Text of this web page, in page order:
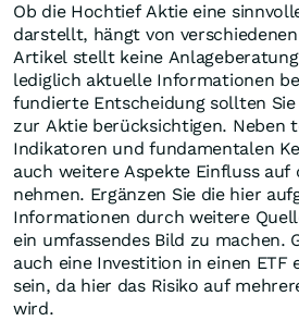
Ob die Hochtief Aktie eine
darstellt, hängt von
Artikel stellt keine
lediglich aktuelle Informationen
fundierte Entscheidung sollten
zur Aktie berücksichtigen. Neben
Indikatoren und fundamentalen
auch weitere Aspekte Einfluss auf
nehmen. Ergänzen Sie die hier
Informationen durch weitere
ein umfassendes Bild zu machen.
auch eine Investition in einen ETF
sein, da hier das Risiko auf
wird.